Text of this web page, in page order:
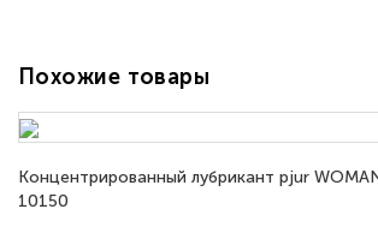
Похожие товары
Концентрированный лубрикант pjur
10150